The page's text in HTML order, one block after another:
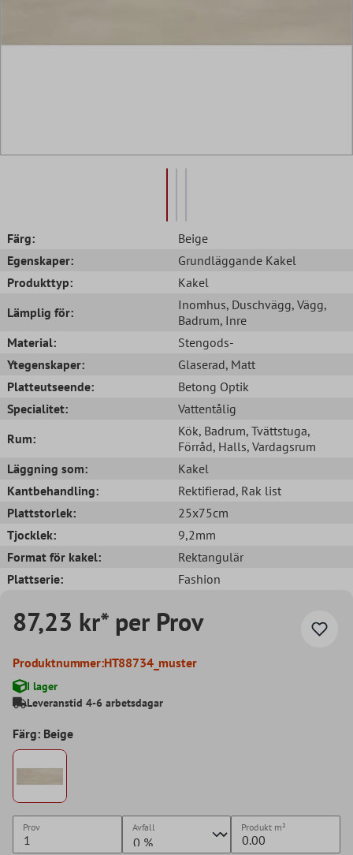
Färg:
Beige
Egenskaper:
Grundläggande Kakel
Produkttyp:
Kakel
Lämplig för:
Inomhus, Duschvägg, Vägg,
Badrum, Inre
Material:
Stengods-
Ytegenskaper:
Glaserad, Matt
Platteutseende:
Betong Optik
Specialitet:
Vattentålig
Rum:
Kök, Badrum, Tvättstuga,
Förråd, Halls, Vardagsrum
Läggning som:
Kakel
Kantbehandling:
Rektifierad, Rak list
Plattstorlek:
25x75cm
Tjocklek:
9,2mm
Format för kakel:
Rektangulär
Plattserie:
Fashion
87,23 kr* per Prov
Produktnummer:HT88734_muster
I lager
Leveranstid 4-6 arbetsdagar
Färg: Beige
Prov Avfall Produkt m²